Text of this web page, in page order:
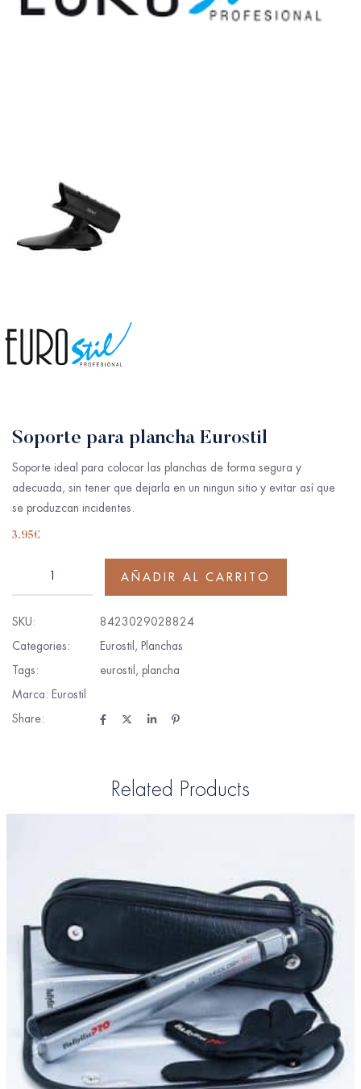
Soporte para plancha Eurostil
Soporte ideal para colocar las planchas de forma segura y
adecuada, sin tener que dejarla en un ningun sitio y evitar así que
se produzcan incidentes.
3.95€
AÑADIR AL CARRITO
SKU:
8423029028824
Categories:
Eurostil , Planchas
Tags:
eurostil , plancha
Marca: Eurostil
Share:
Related Products